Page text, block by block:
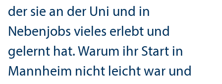
der sie an der Uni und in
Nebenjobs vieles erlebt und
gelernt hat. Warum ihr Start in
Mannheim nicht leicht war und